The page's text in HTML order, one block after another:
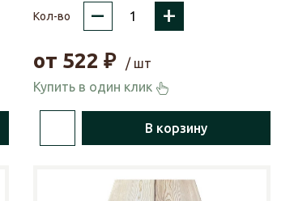
Кол-во – +
от 522 ₽
/ шт
Купить в один клик
В корзину